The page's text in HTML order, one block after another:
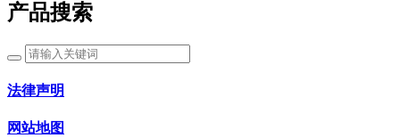
产品搜索
法律声明
网站地图